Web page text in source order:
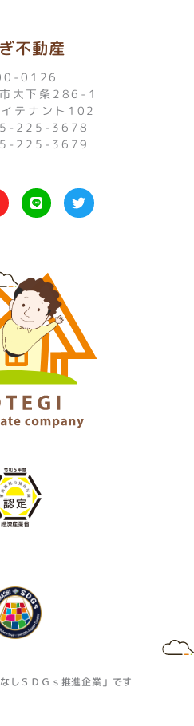
不動産
0126
大下条286-1
テナント102
225-3678
225-3679
L
i
n
T
w
i
しＳＤＧｓ推進企業」です